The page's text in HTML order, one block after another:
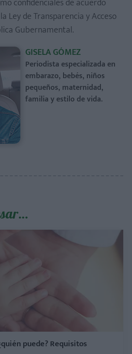
confidenciales de acuerdo
Ley de Transparencia y Acceso
Gubernamental.
GISELA GÓMEZ
Periodista especializada en
embarazo, bebés, niños
pequeños, maternidad,
familia y estilo de vida.
puede? Requisitos